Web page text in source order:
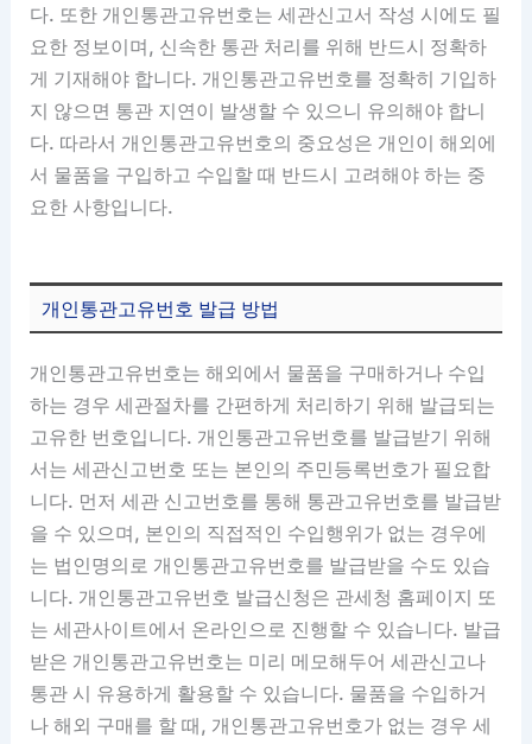
다. 또한 개인통관고유번호는 세관신고서 작성 시에도 필
요한 정보이며, 신속한 통관 처리를 위해 반드시 정확하
게 기재해야 합니다. 개인통관고유번호를 정확히 기입하
지 않으면 통관 지연이 발생할 수 있으니 유의해야 합니
다. 따라서 개인통관고유번호의 중요성은 개인이 해외에
서 물품을 구입하고 수입할 때 반드시 고려해야 하는 중
요한 사항입니다.
개인통관고유번호 발급 방법
개인통관고유번호는 해외에서 물품을 구매하거나 수입
하는 경우 세관절차를 간편하게 처리하기 위해 발급되는
고유한 번호입니다. 개인통관고유번호를 발급받기 위해
서는 세관신고번호 또는 본인의 주민등록번호가 필요합
니다. 먼저 세관 신고번호를 통해 통관고유번호를 발급받
을 수 있으며, 본인의 직접적인 수입행위가 없는 경우에
는 법인명의로 개인통관고유번호를 발급받을 수도 있습
니다. 개인통관고유번호 발급신청은 관세청 홈페이지 또
는 세관사이트에서 온라인으로 진행할 수 있습니다. 발급
받은 개인통관고유번호는 미리 메모해두어 세관신고나
통관 시 유용하게 활용할 수 있습니다. 물품을 수입하거
나 해외 구매를 할 때, 개인통관고유번호가 없는 경우 세